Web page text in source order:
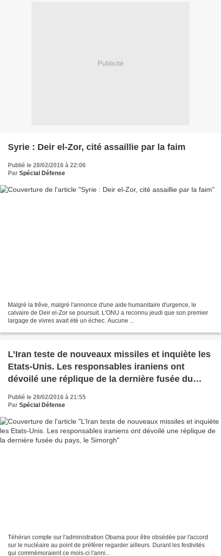
Publicité
Syrie : Deir el-Zor, cité assaillie par la faim
Publié le 28/02/2016 à 22:06
Par Spécial Défense
Malgré la trêve, malgré l'annonce d'une aide humanitaire d'urgence, le
calvaire de Deir el-Zor se poursuit. L'ONU a reconnu jeudi que son premier
largage de vivres avait été un échec. Aucune ...
L’Iran teste de nouveaux missiles et inquiète les
Etats-Unis. Les responsables iraniens ont
dévoilé une réplique de la dernière fusée du
pays, le Simorgh
Publié le 28/02/2016 à 21:55
Par Spécial Défense
Téhéran compte sur l'administration Obama pour être obsédée par l'accord
sur le nucléaire au point de préférer regarder ailleurs. Durant les festivités
qui commémoraient ce mois-ci l'anni...